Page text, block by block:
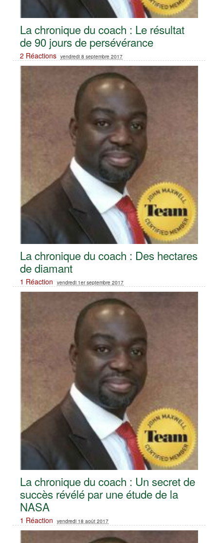
La chronique du coach : Le résultat
de 90 jours de persévérance
2 Réactions vendredi 8 septembre 2017
La chronique du coach : Des hectares
de diamant
1 Réaction vendredi 1er septembre 2017
La chronique du coach : Un secret de
succès révélé par une étude de la
NASA
1 Réaction vendredi 18 août 2017